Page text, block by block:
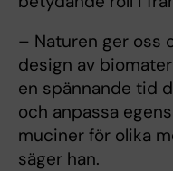
– Naturen ger oss
design av
en spännande tid
och anpassa
muciner för olika
säger han.